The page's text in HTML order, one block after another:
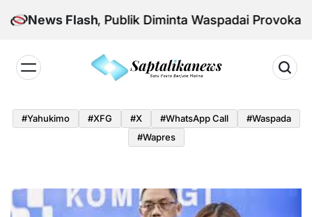
to
News Flash
Aman, Publik Diminta Waspadai Provokasi
#yahukimo #XFG #x #WhatsApp Call
#waspada
#Wapres